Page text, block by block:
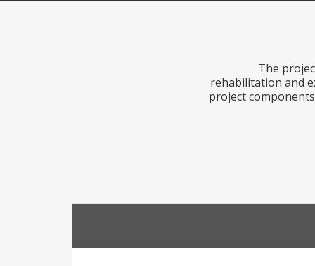
The
rehabilitation and
project